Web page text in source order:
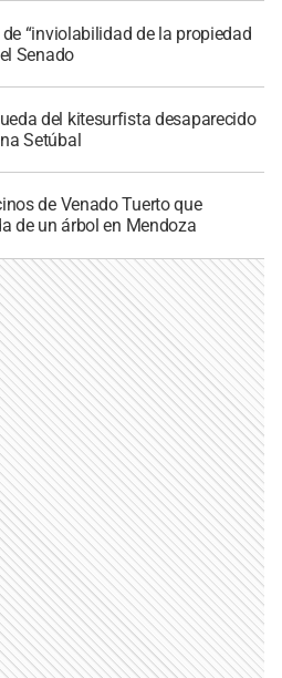
“inviolabilidad de la propiedad
Senado
del kitesurfista desaparecido
Setúbal
de Venado Tuerto que
de un árbol en Mendoza